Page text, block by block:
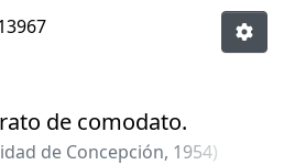
de comodato.
de Concepción, 1954)